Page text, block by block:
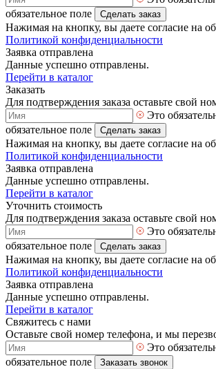
обязательное поле
Сделать заказ
Нажимая на кнопку, вы даете согласие на
Политикой конфиденциальности
Заявка отправлена
Данные успешно отправлены.
Перейти в каталог
Заказать
Для подтверждения заказа оставьте свой
Это
обязательное поле
Сделать заказ
Нажимая на кнопку, вы даете согласие на
Политикой конфиденциальности
Заявка отправлена
Данные успешно отправлены.
Перейти в каталог
Уточнить стоимость
Для подтверждения заказа оставьте свой
Это
обязательное поле
Сделать заказ
Нажимая на кнопку, вы даете согласие на
Политикой конфиденциальности
Заявка отправлена
Данные успешно отправлены.
Перейти в каталог
Свяжитесь с нами
Оставьте свой номер телефона, и мы
Это
обязательное поле
Заказать звонок